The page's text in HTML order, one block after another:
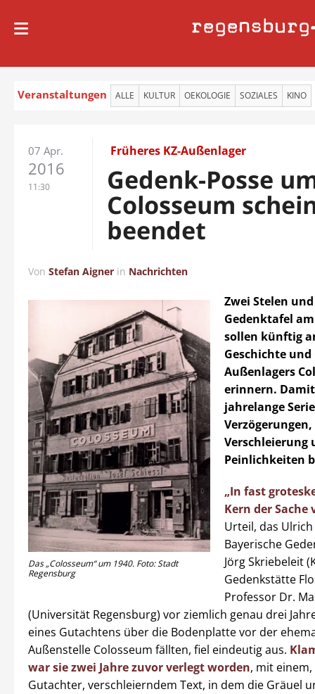
regensburg
Veranstaltungen ALLE KULTUR OEKOLOGIE SOZIALES KINO
07 Apr.
2016
11:30
Früheres KZ-Außenlager
Gedenk-Posse
Colosseum
beendet
Von Stefan Aigner in Nachrichten
Das „Colosseum“ um 1940. Foto: Stadt
Regensburg
Zwei Stelen
Gedenktafel
sollen künftig
Geschichte und
Außenlagers
erinnern.
jahrelange
Verzögerungen,
Verschleierung
Peinlichkeiten
„In fast
Kern der Sache
Urteil, das
Bayerische
Jörg Skriebeleit
Gedenkstätte
Professor Dr.
(Universität Regensburg) vor ziemlich genau drei
eines Gutachtens über die Bodenplatte vor der
Außenstelle Colosseum fällten, fiel eindeutig aus.
war sie zwei Jahre zuvor verlegt worden, mit
Gutachter, verschleierndem Text, in dem die Gräuel